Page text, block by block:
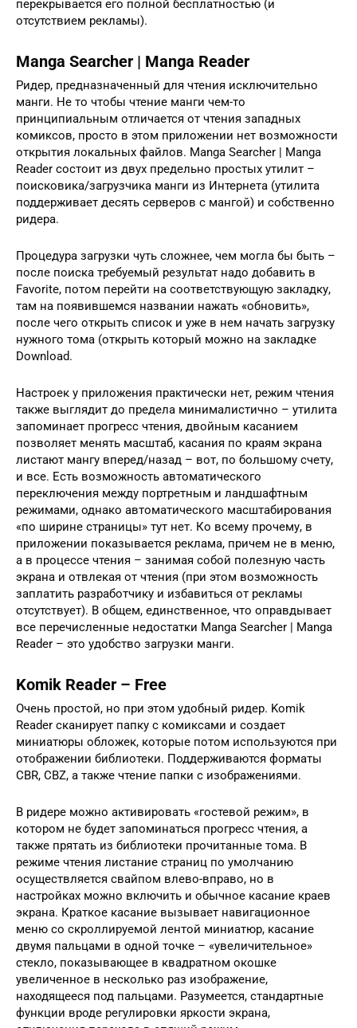
перекрывается его полной бесплатностью (и
отсутствием рекламы).
Manga Searcher | Manga Reader
Ридер, предназначенный для чтения исключительно
манги. Не то чтобы чтение манги чем-то
принципиальным отличается от чтения западных
комиксов, просто в этом приложении нет возможности
открытия локальных файлов. Manga Searcher | Manga
Reader состоит из двух предельно простых утилит –
поисковика/загрузчика манги из Интернета (утилита
поддерживает десять серверов с мангой) и собственно
ридера.
Процедура загрузки чуть сложнее, чем могла бы быть –
после поиска требуемый результат надо добавить в
Favorite, потом перейти на соответствующую закладку,
там на появившемся названии нажать «обновить»,
после чего открыть список и уже в нем начать загрузку
нужного тома (открыть который можно на закладке
Download.
Настроек у приложения практически нет, режим чтения
также выглядит до предела минималистично – утилита
запоминает прогресс чтения, двойным касанием
позволяет менять масштаб, касания по краям экрана
листают мангу вперед/назад – вот, по большому счету,
и все. Есть возможность автоматического
переключения между портретным и ландшафтным
режимами, однако автоматического масштабирования
«по ширине страницы» тут нет. Ко всему прочему, в
приложении показывается реклама, причем не в меню,
а в процессе чтения – занимая собой полезную часть
экрана и отвлекая от чтения (при этом возможность
заплатить разработчику и избавиться от рекламы
отсутствует). В общем, единственное, что оправдывает
все перечисленные недостатки Manga Searcher | Manga
Reader – это удобство загрузки манги.
Komik Reader – Free
Очень простой, но при этом удобный ридер. Komik
Reader сканирует папку с комиксами и создает
миниатюры обложек, которые потом используются при
отображении библиотеки. Поддерживаются форматы
CBR, CBZ, а также чтение папки с изображениями.
В ридере можно активировать «гостевой режим», в
котором не будет запоминаться прогресс чтения, а
также прятать из библиотеки прочитанные тома. В
режиме чтения листание страниц по умолчанию
осуществляется свайпом влево-вправо, но в
настройках можно включить и обычное касание краев
экрана. Краткое касание вызывает навигационное
меню со скроллируемой лентой миниатюр, касание
двумя пальцами в одной точке – «увеличительное»
стекло, показывающее в квадратном окошке
увеличенное в несколько раз изображение,
находящееся под пальцами. Разумеется, стандартные
функции вроде регулировки яркости экрана,